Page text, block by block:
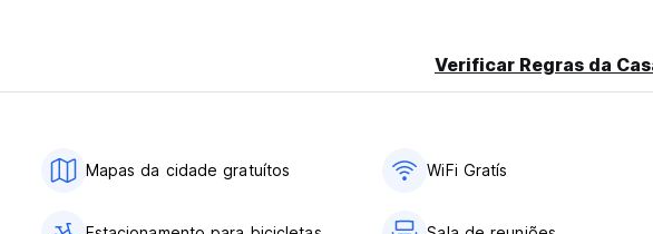
Verificar Regras da
Mapas da cidade gratuítos WiFi Gratís